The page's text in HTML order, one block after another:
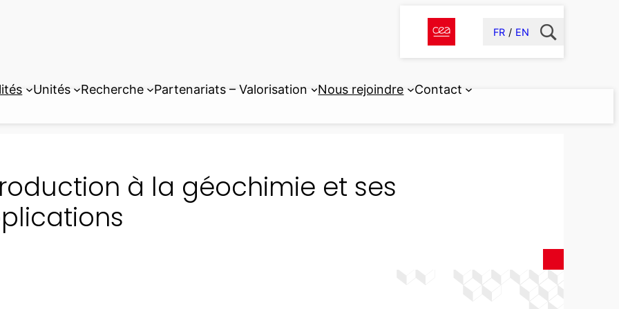
FR EN
Unités Recherche Partenariats – Valorisation Nous rejoindre Contact
à la géochimie et ses